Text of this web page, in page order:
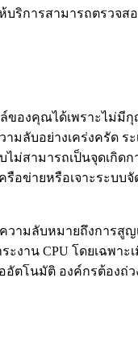
บริการสามารถตรว
ฟล์ของคุณได้เพราะไ
บอย่างเคร่งครัด ระ
มารถเป็นจุดเกิดการ
อข่ายหรือเจาะระบบ
มลับหมายถึงการสูญ
งาน CPU โดยเฉพา
ตโนมัติ องค์กรต้องถ่